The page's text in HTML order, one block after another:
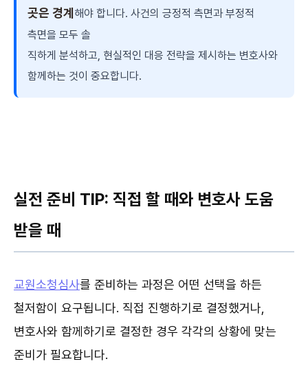
곳은 경계해야 합니다. 사건의 긍정적 측면과 부정적
측면을 모두 솔
직하게 분석하고, 현실적인 대응 전략을 제시하는 변호사와
함께하는 것이 중요합니다.
실전 준비 TIP: 직접 할 때와 변호사 도움
받을 때
교원소청심사를 준비하는 과정은 어떤 선택을 하든
철저함이 요구됩니다. 직접 진행하기로 결정했거나,
변호사와 함께하기로 결정한 경우 각각의 상황에 맞는
준비가 필요합니다.